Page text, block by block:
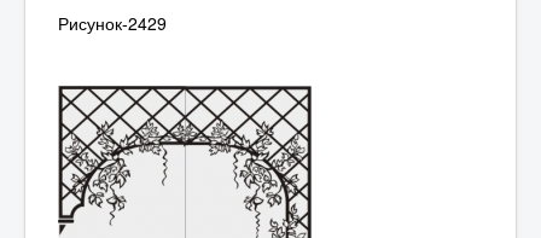
Рисунок-2429